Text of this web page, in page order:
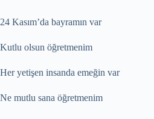
24 Kasım’da bayramın var
Kutlu olsun öğretmenim
Her yetişen insanda emeğin var
Ne mutlu sana öğretmenim